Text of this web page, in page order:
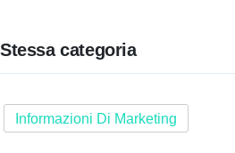
Stessa categoria
Informazioni Di Marketing